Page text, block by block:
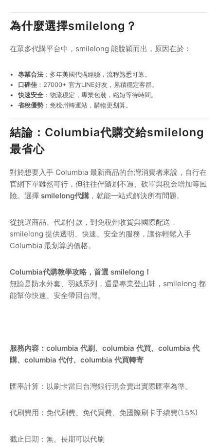
為什麼選擇smilelong？
在眾多代購平台中，smilelong 能脫穎而出，原因在於：
專業合法：多年美國代購經驗，流程熟悉可靠。
口碑佳：27000+ 官方LINE好友，累積穩定客群。
快速安全：物流穩定，專業包裝，縮短等待時間。
省稅優勢：免稅州轉運站，購物更划算。
結論：Columbia代購交給smilelong
最省心
對於想要入手 Columbia 最新商品的台灣消費者來說，自行在
官網下單雖然可行，但往往伴隨刷不過、砍單與稅金增加等風
險。選擇 smilelong代購 ，就能一站式解決所有問題。
從挑選商品、代刷付款，到免稅州收貨與國際配送，
smilelong 提供透明、快速、安全的服務，讓你輕鬆入手
Columbia 最划算的價格。
Columbia代購教學攻略，首選 smilelong！
無論是防水外套、羽絨系列，還是專業登山鞋，smilelong 都
能幫你快速、安全帶回台灣。
服務內容：columbia 代刷、columbia 代買、columbia 代
購、columbia 代付、columbia 代買轉寄
匯率計算：以刷卡當日台灣銀行現金賣出實際匯率為準。
代刷費用：免代刷費、免代買費、免國際刷卡手續費(1.5%)
截止日期：無。長期可以代刷